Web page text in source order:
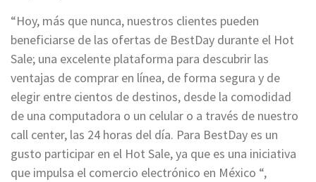
“Hoy, más que nunca, nuestros clientes pueden
beneficiarse de las ofertas de BestDay durante el Hot
Sale; una excelente plataforma para descubrir las
ventajas de comprar en línea, de forma segura y de
elegir entre cientos de destinos, desde la comodidad
de una computadora o un celular o a través de nuestro
call center, las 24 horas del día. Para BestDay es un
gusto participar en el Hot Sale, ya que es una iniciativa
que impulsa el comercio electrónico en México “,